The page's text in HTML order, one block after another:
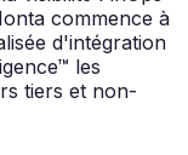
commence à
d'intégration
les
tiers et non-